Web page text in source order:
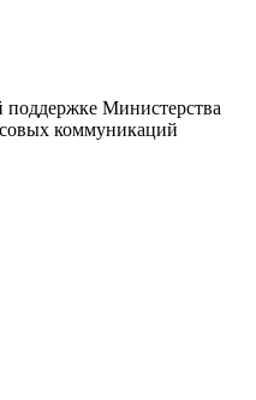
Министерства
коммуникаций